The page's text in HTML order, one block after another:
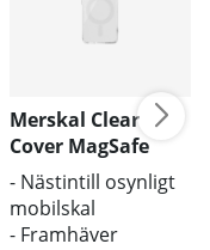
Merskal Clear
Cover MagSafe
Galaxy S23 Plus -
BULK
- Nästintill osynligt
mobilskal
- Framhäver